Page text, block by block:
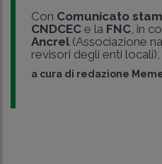
Con Comunicato
CNDCEC e laFNC, in
Ancrel (Associazione
revisori degli enti locali),
a cura di redazione